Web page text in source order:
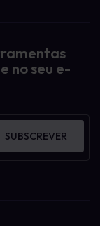
no seu e-
SUBSCREVER